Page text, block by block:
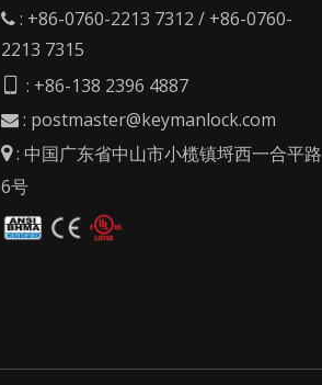
 : +86-0760-2213 7312 / +86-0760-
2213 7315
 : +86-138 2396 4887
 : postmaster@keymanlock.com
: 中国广东省中山市小榄镇埒西一合平路
6号